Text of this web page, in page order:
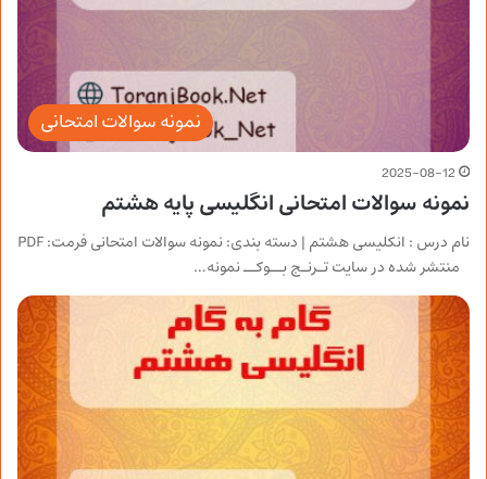
نمونه سوالات امتحانی
2025-08-12
نمونه سوالات امتحانی انگلیسی پایه هشتم
نام درس : انکلیسی هشتم | دسته بندی: نمونه سوالات امتحانی فرمت: PDF
منتشر شده در سایت تـرنـج بــوکــ نمونه…